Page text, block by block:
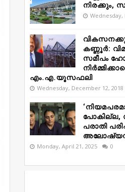
നിരക്കും,
Wednesday,
കണ്ണൂർ:
സമീപം
എം.എ.യൂസഫലി
Wednesday, December 12, 2018
പോകില്ല,
പരാതി
Monday, April 21, 2025 0